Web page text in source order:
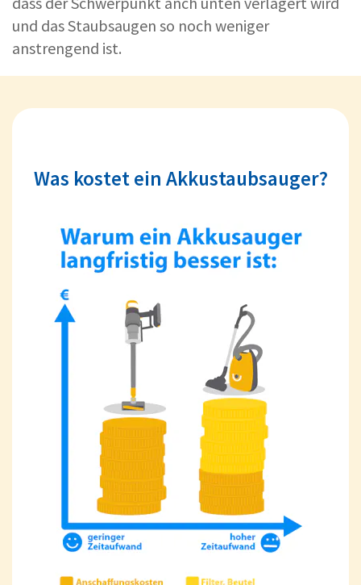
und das Staubsaugen so noch weniger
anstrengend ist.
Was kostet ein Akkustaubsauger?